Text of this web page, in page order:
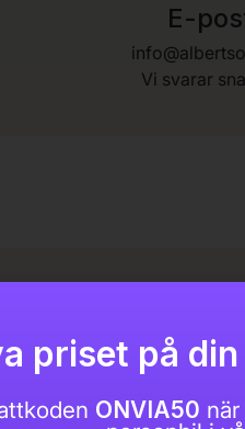
E-
Vi svarar
Måndag: 08:00
Tisdag: 08:00
Onsdag: 08:00
Torsdag: 08:00
priset på
ONVIA50